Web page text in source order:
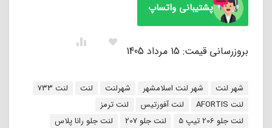
پشتیبانی واتساپ
بروزرسانی قیمت: 15 مرداد 1405
برچسب:
شهر لنت شهر لنت اسلامشهر شهرلنت لنت
لنت 733
لنت AFORTIS
لنت آفورتیس
لنت ترمز
لنت جلو 206 تیپ 5
لنت جلو 207 لنت جلو رانا پلاس